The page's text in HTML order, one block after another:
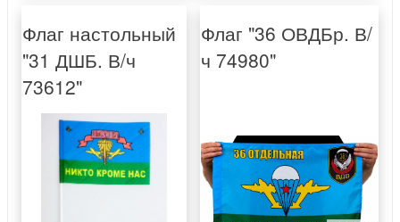
Флаг настольный
"31 ДШБ. В/ч
73612"
Флаг "36 ОВДБр. В/
ч 74980"